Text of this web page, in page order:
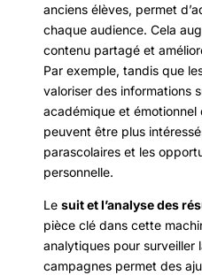
anciens élèves, permet
chaque audience. Cela
contenu partagé et
Par exemple, tandis que
valoriser des informations
académique et émotionnel
peuvent être plus
parascolaires et les
personnelle.
Le suit et l’analyse des
pièce clé dans cette
analytiques pour surveiller
campagnes permet des